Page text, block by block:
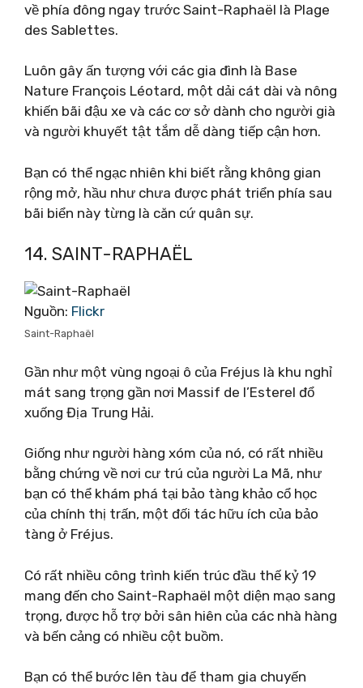
về phía đông ngay trước Saint-Raphaël là Plage
des Sablettes.
Luôn gây ấn tượng với các gia đình là Base
Nature François Léotard, một dải cát dài và nông
khiến bãi đậu xe và các cơ sở dành cho người già
và người khuyết tật tắm dễ dàng tiếp cận hơn.
Bạn có thể ngạc nhiên khi biết rằng không gian
rộng mở, hầu như chưa được phát triển phía sau
bãi biển này từng là căn cứ quân sự.
14. SAINT-RAPHAËL
Nguồn: Flickr
Saint-Raphaël
Gần như một vùng ngoại ô của Fréjus là khu nghỉ
mát sang trọng gần nơi Massif de l’Esterel đổ
xuống Địa Trung Hải.
Giống như người hàng xóm của nó, có rất nhiều
bằng chứng về nơi cư trú của người La Mã, như
bạn có thể khám phá tại bảo tàng khảo cổ học
của chính thị trấn, một đối tác hữu ích của bảo
tàng ở Fréjus.
Có rất nhiều công trình kiến ​​trúc đầu thế kỷ 19
mang đến cho Saint-Raphaël một diện mạo sang
trọng, được hỗ trợ bởi sân hiên của các nhà hàng
và bến cảng có nhiều cột buồm.
Bạn có thể bước lên tàu để tham gia chuyến